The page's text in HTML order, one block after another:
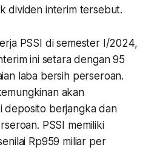
dividen interim tersebut.
PSSI di semester I/2024,
ini setara dengan 95
laba bersih perseroan.
akan
deposito berjangka dan
PSSI memiliki
Rp959 miliar per